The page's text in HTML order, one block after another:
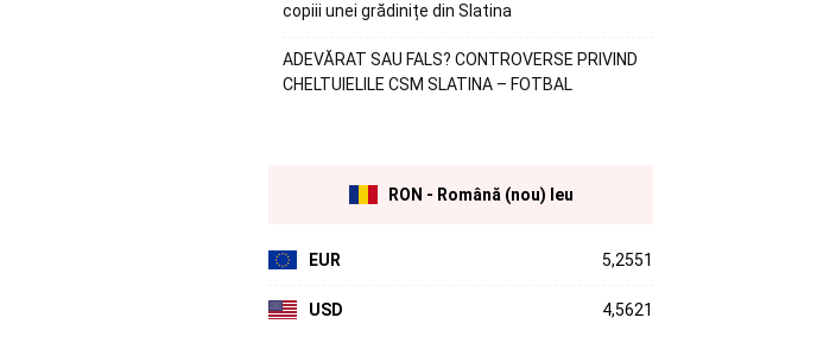
copiii unei grădinițe din Slatina
ADEVĂRAT SAU FALS? CONTROVERSE PRIVIND
CHELTUIELILE CSM SLATINA – FOTBAL
RON - Română (nou) leu
EUR 5,2551
USD 4,5621